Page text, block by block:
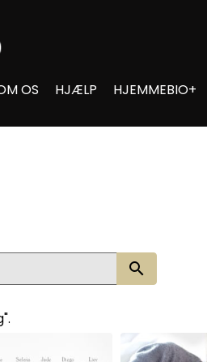
OS HJÆLP HJEMMEBIO+
Søg nu